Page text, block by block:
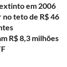
em 2006
no teto de R$ 46
R$ 8,3 milhões